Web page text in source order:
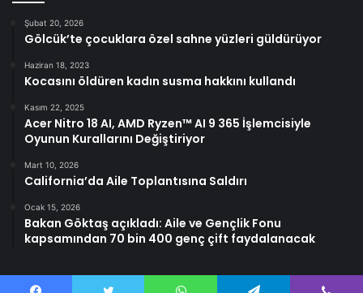
Şubat 20, 2026
Gölcük’te çocuklara özel sahne yüzleri güldürüyor
Haziran 18, 2023
Kocasını öldüren kadın susma hakkını kullandı
Kasım 22, 2025
Acer Nitro 18 AI, AMD Ryzen™ AI 9 365 İşlemcisiyle
Oyunun Kurallarını Değiştiriyor
Mart 10, 2026
California’da Aile Toplantısına Saldırı
Ocak 15, 2026
Bakan Göktaş açıkladı: Aile ve Gençlik Fonu
kapsamından 70 bin 400 genç çift faydalanacak